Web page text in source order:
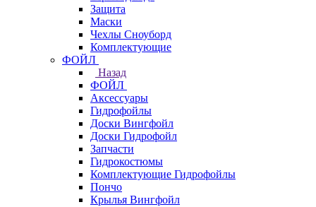
Защита
Маски
Чехлы Сноуборд
Комплектующие
ФОЙЛ
Назад
ФОЙЛ
Аксессуары
Гидрофойлы
Доски Вингфойл
Доски Гидрофойл
Запчасти
Гидрокостюмы
Комплектующие Гидрофойлы
Пончо
Крылья Вингфойл